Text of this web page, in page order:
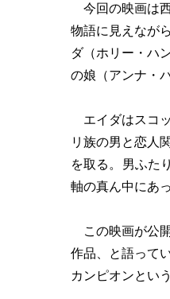
今回の映画は
物語に見えなが
ダ（ホリー・ハ
の娘（アンナ・
エイダはスコ
リ族の男と恋人
を取る。男ふた
軸の真ん中にあ
この映画が公
作品、と語って
カンピオンとい